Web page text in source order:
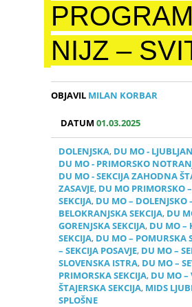
PROGRAM
NIJZ –
OBJAVIL MILAN KORBAR
DATUM01.03.2025
DOLENJSKA, DU MO -
DU MO - PRIMORSKO
DU MO - SEKCIJA ZAHODNA
ZASAVJE, DU MO PRIMORSKO
SEKCIJA, DU MO – DOLENJSKO
BELOKRANJSKA SEKCIJA, DU
GORENJSKA SEKCIJA, DU MO –
SEKCIJA, DU MO – POMURSKA
– SEKCIJA POSAVJE, DU MO –
SLOVENSKA ISTRA, DU MO –
PRIMORSKA SEKCIJA, DU MO –
ŠTAJERSKA SEKCIJA, MIDS
SPLOŠNE